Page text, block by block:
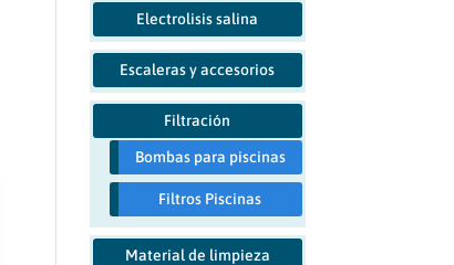
Electrolisis salina
Escaleras y accesorios
Filtración
Bombas para piscinas
Filtros Piscinas
Material de limpieza